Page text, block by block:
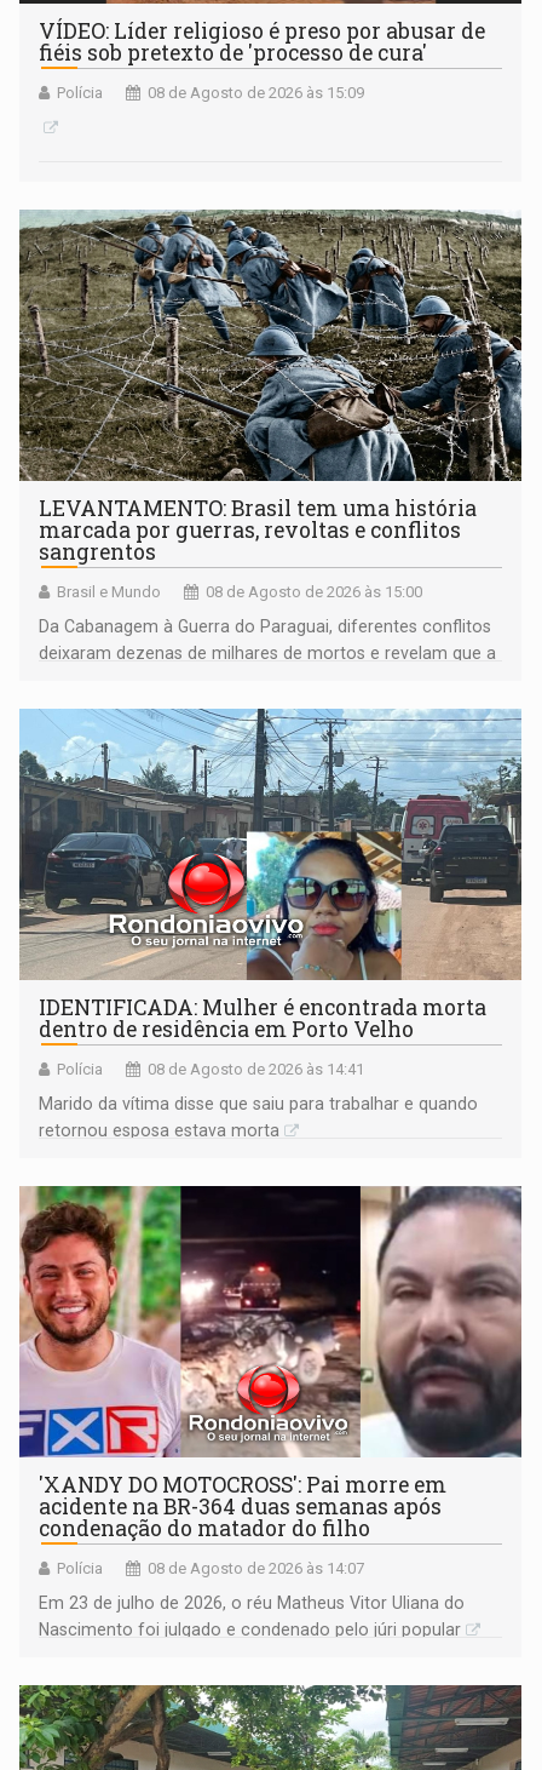
VÍDEO: Líder religioso é preso por abusar de
fiéis sob pretexto de 'processo de cura'
Polícia 08 de Agosto de 2026 às 15:09
LEVANTAMENTO: Brasil tem uma história
marcada por guerras, revoltas e conflitos
sangrentos
Brasil e Mundo 08 de Agosto de 2026 às 15:00
Da Cabanagem à Guerra do Paraguai, diferentes conflitos
deixaram dezenas de milhares de mortos e revelam que a
territoriais e sociais
IDENTIFICADA: Mulher é encontrada morta
dentro de residência em Porto Velho
Polícia 08 de Agosto de 2026 às 14:41
Marido da vítima disse que saiu para trabalhar e quando
retornou esposa estava morta
'XANDY DO MOTOCROSS': Pai morre em
acidente na BR-364 duas semanas após
condenação do matador do filho
Polícia 08 de Agosto de 2026 às 14:07
Em 23 de julho de 2026, o réu Matheus Vitor Uliana do
Nascimento foi julgado e condenado pelo júri popular